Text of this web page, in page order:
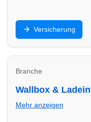
Haftpflicht,
Leistungen und
Versicherung
Branche
Wallbox &
Mehr anzeigen